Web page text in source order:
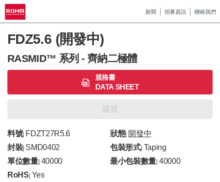
新聞 招募資訊 聯絡我們
FDZ5.6 (開發中)
RASMID™ 系列 - 齊納二極體
規格書
DATA SHEET
購買
料號| FDZT27R5.6 狀態| 開發中
封裝| SMD0402 包裝形式| Taping
單位數量| 40000 最小包裝數量 |40000
RoHS Yes